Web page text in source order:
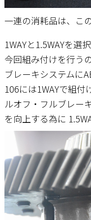
一連の消耗品は、こ
1WAYと1.5WAYを選
今回組み付けを行う
ブレーキシステムに
106には1WAYで組
ルオフ・フルブレー
を向上する為に